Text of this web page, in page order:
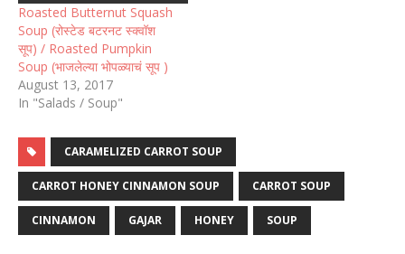
Roasted Butternut Squash
Soup (रोस्टेड बटरनट स्क्वॉश
सूप) / Roasted Pumpkin
Soup (भाजलेल्या भोपळ्याचं सूप )
August 13, 2017
In "Salads / Soup"
CARAMELIZED CARROT SOUP
CARROT HONEY CINNAMON SOUP CARROT SOUP
CINNAMON GAJAR HONEY SOUP